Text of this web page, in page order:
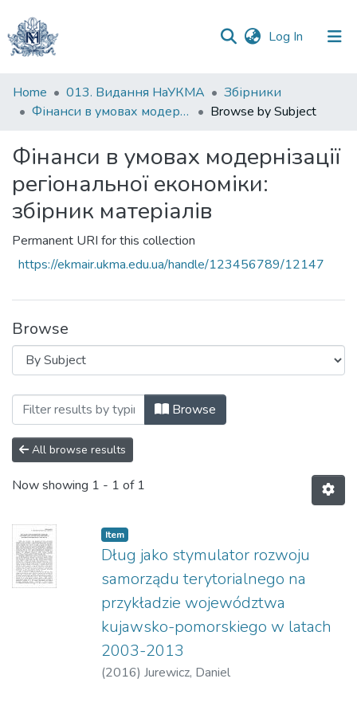
Log In (current)
Communities
&
All of DSpace
Home 013. Видання НаУКМА
Збірники
Фінанси в умовах модернізації регіональної економіки: збірник матеріалів
Browse by Subject
Фінанси в умовах модернізації
регіональної економіки:
збірник матеріалів
Permanent URI for this collection
https://ekmair.ukma.edu.ua/handle/123456789/12147
Browse
Browsing Фінанси в умовах
Browse
All browse results
Now showing 1 - 1 of 1
Item
Dług jako stymulator rozwoju
samorządu terytorialnego na
przykładzie województwa
kujawsko-pomorskiego w latach
2003-2013
(2016) Jurewicz, Daniel